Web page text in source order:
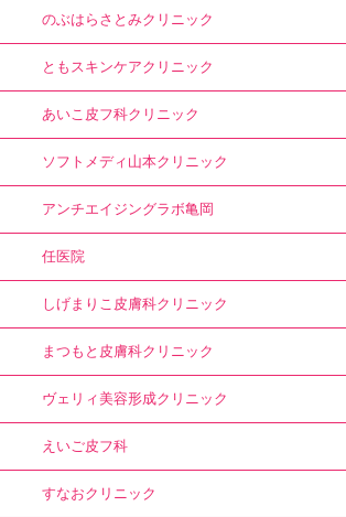
のぶはらさとみクリニック
ともスキンケアクリニック
あいこ皮フ科クリニック
ソフトメディ山本クリニック
アンチエイジングラボ亀岡
任医院
しげまりこ皮膚科クリニック
まつもと皮膚科クリニック
ヴェリィ美容形成クリニック
えいご皮フ科
すなおクリニック